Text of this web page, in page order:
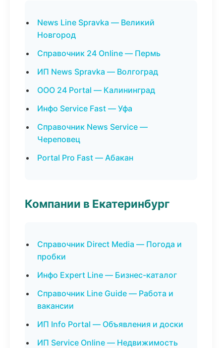
News Line Spravka — Великий
Новгород
Справочник 24 Online — Пермь
ИП News Spravka — Волгоград
ООО 24 Portal — Калининград
Инфо Service Fast — Уфа
Справочник News Service —
Череповец
Portal Pro Fast — Абакан
Компании в Екатеринбург
Справочник Direct Media — Погода и
пробки
Инфо Expert Line — Бизнес-каталог
Справочник Line Guide — Работа и
вакансии
ИП Info Portal — Объявления и доски
ИП Service Online — Недвижимость